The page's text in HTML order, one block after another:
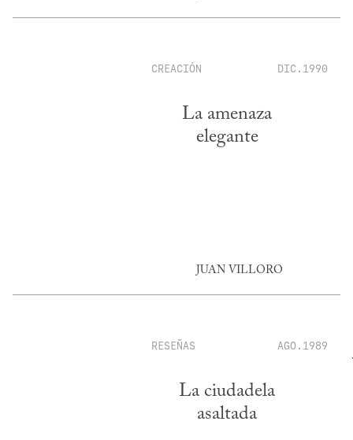
CREACIÓN DIC.1990
La amenaza
elegante
JUAN VILLORO
RESEÑAS AGO.1989
La ciudadela
asaltada